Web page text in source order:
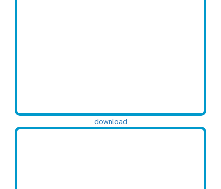
download